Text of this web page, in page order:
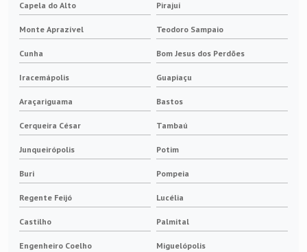
Capela do Alto Pirajuí
Monte Aprazível Teodoro Sampaio
Cunha Bom Jesus dos Perdões
Iracemápolis Guapiaçu
Araçariguama Bastos
Cerqueira César Tambaú
Junqueirópolis Potim
Buri Pompeia
Regente Feijó Lucélia
Castilho Palmital
Engenheiro Coelho Miguelópolis